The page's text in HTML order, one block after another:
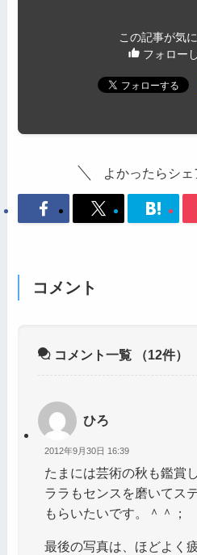
この記事が気
フォロー
よかったらシェ
コメント
コメント一覧 （12件）
ひろ
2012年9月30日 16:39
たまには芸術の秋も鑑賞
ララもセンスを磨いてス
もらいたいです。＾＾；
最後の写真は、ほどよく